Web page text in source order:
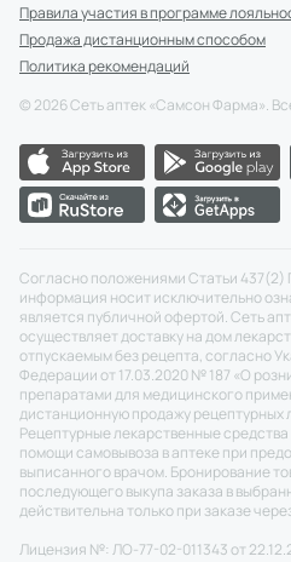
Правила участия в программе
Продажа дистанционным способом
Политика рекомендаций
© 2026Сеть аптек «Самсон Фарма».
Согласно положениями Статьи 437(2)
информация носит исключительно
является публичной офертой. Сеть
осуществляет доставку на дом
отпускаемым без рецепта, согласно
Федерации от 17.03.2020 № 187 «О
препаратами для медицинского
дистанционную продажу рецептурных
Рецептурные лекарственные
помощи самовывоза в аптеке при
выписанного врачом. Бронирование
последующего выкупа заказа в
действительна только при заказе
Лицензия №: ЛО-77-02-011343 от